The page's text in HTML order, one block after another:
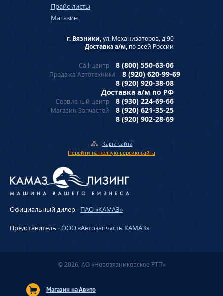
Прайс-листы
Магазин
г. Вязники,ул. Механизаторов, д 90
Доставка а/м, по всей России
Call-центр 8 (800) 550-63-06
Продажа Автотехники
8 (920) 620-99-69
8 (920) 920-38-08
Доставка а/м по РФ
Сервисный центр 8 (930) 224-69-66
Магазин Запчастей
8 (920) 621-35-25
8 (920) 902-28-69
Карта сайта
Перейти на полную версию сайта
Официальный дилер- ПАО «КАМАЗ»
Представитель -ООО «Автозапчасть КАМАЗ»
© 2026, АО «Нововязниковское РТП»
Магазин на Авито